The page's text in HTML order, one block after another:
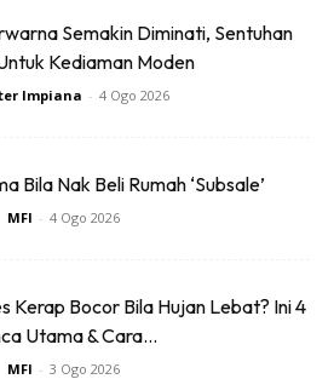
6 inci dalam di pangkal pokok ros
Semakin Diminati, Sentuhan
Kediaman Moden
Impiana - 4 Ogo 2026
Bila Nak Beli Rumah ‘Subsale’
MFI - 4 Ogo 2026
Kerap Bocor Bila Hujan Lebat? Ini 4
Utama & Cara...
MFI - 3 Ogo 2026